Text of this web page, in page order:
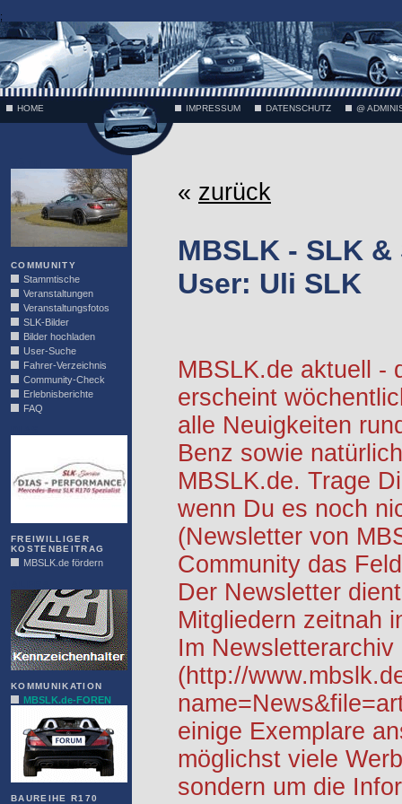
;
HOME IMPRESSUM DATENSCHUTZ @
COMMUNITY
Stammtische
Veranstaltungen
Veranstaltungsfotos
SLK-Bilder
Bilder hochladen
User-Suche
Fahrer-Verzeichnis
Community-Check
Erlebnisberichte
FAQ
FREIWILLIGER
KOSTENBEITRAG
MBSLK.de fördern
KOMMUNIKATION
MBSLK.de-FOREN
BAUREIHE R170
« zurück
MBSLK - SLK
User: Uli SLK
MBSLK.de aktuell -
erscheint
alle Neuigkeiten
Benz sowie
MBSLK.de. Trage
wenn Du es noch
(Newsletter von
Community das
Der Newsletter
Mitgliedern zeitnah
Im Newsletterarchiv
(http://
einige Exemplare
möglichst viele
sondern um die